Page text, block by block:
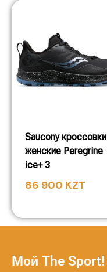
Saucony кроссовки
женские Peregrine
ice+ 3
86 900 KZT
Мой The Sport!